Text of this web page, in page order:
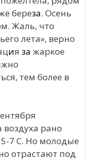
береза. Осень
Жаль, что
лета», верно
ия за жаркое
тем более в
воздуха рано
7 С. Но молодые
отрастают под